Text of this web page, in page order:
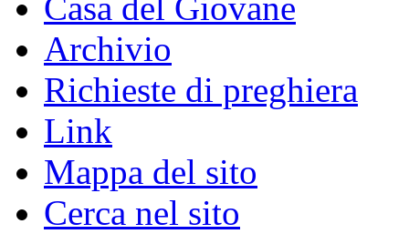
Casa del Giovane
Archivio
Richieste di preghiera
Link
Mappa del sito
Cerca nel sito